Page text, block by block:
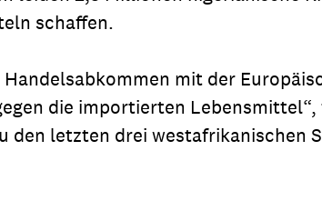
schaffen.
mit der
die importierten
den letzten drei westafrikanischen